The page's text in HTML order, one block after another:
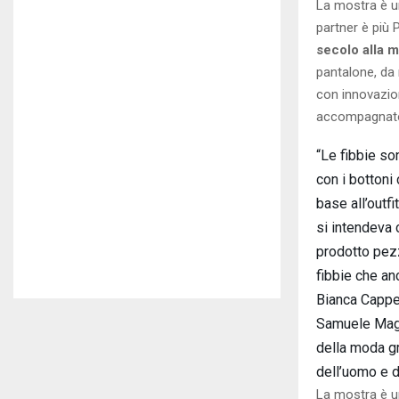
La mostra è
partner è più
secolo alla
pantalone,
con
“Le fibbie
con i bottoni
base
si intendeva
prodotto
fibbie che
Bianca
Samuele
della moda
dell’uomo e
La mostra è